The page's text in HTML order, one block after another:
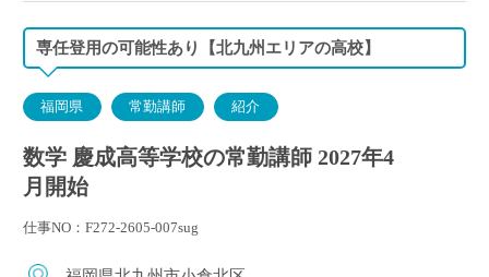
専任登用の可能性あり【北九州エリアの高校】
福岡県 常勤講師 紹介
数学 慶成高等学校の常勤講師 2027年4
月開始
仕事NO：F272-2605-007sug